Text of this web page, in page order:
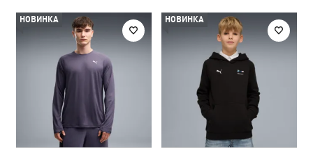
НОВИНКА НОВИНКА